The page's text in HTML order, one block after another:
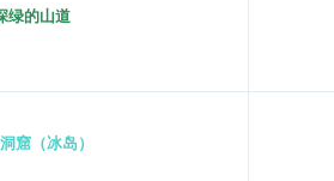
绿的山道
窟（冰岛）